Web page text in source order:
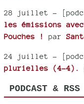
28 juillet -
les émissions
Pouches !
par
24 juillet -
plurielles (4-4).
PODCAST & RSS